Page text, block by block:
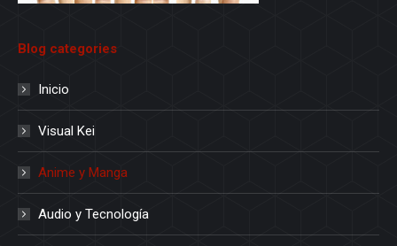
Blog categories
Inicio
Visual Kei
Anime y Manga
Audio y Tecnología